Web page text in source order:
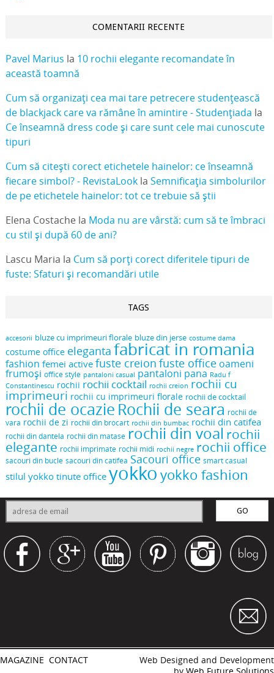
COMENTARII RECENTE
Pavel Marius la 10 rochii elegante recomandate în
această toamnă
Cum să organizați cea mai tare petrecere studențească
de blackjack care va rămâne în amintire - Studențiada la
Ce înseamnă dress code și care sunt cele mai cunoscute
tipuri
Cum să citești corect etichetele hainelor: ce înseamnă
fiecare simbol? - RevistaLookla Semnificația simbolurilor
de pe etichetele hainelor: tot ce trebuie să știi
Elena Costachela Moda nu are vârstă: cum să te îmbraci
cu stil și după 60 de ani?
Lascu Maria la Cum să porți corect diferitele tipuri de
fuste: Sfaturi și recomandări utile
TAGS
accesorii bluze cu imprimeuri florale bluze din jerse costume dama
costume office eleganta fabricat in romania
fashion femei active fuste creion fuste office oameni
frumoși office style pantaloni casual pantaloni pana Radu f
Constantinescu rochii rochii cocktail rochii creion rochii cu
imprimeuri rochii cu imprimeuri florale rochii de cocktail
rochii de ocazie Rochii de seara rochii de
vara rochii de zi rochii din brocart rochii din bumbac rochii din catifea
rochii din dantela rochii din matase rochii din voal rochii
elegante rochii imprimate rochii midi rochii negre rochii office
sacouri din bucle sacouri din catifea Sacouri office smart casual
stilul yokko tinute office yokko yokko fashion
MAGAZINE CONTACT
Web Designed and Development